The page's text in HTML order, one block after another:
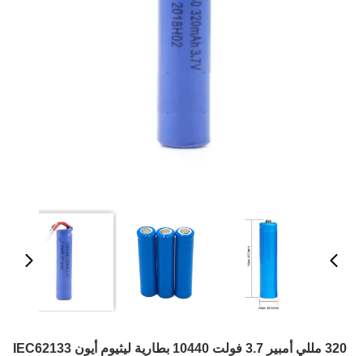
320 مللي أمبير 3.7 فولت 10440 بطارية ليثيوم أيون IEC62133